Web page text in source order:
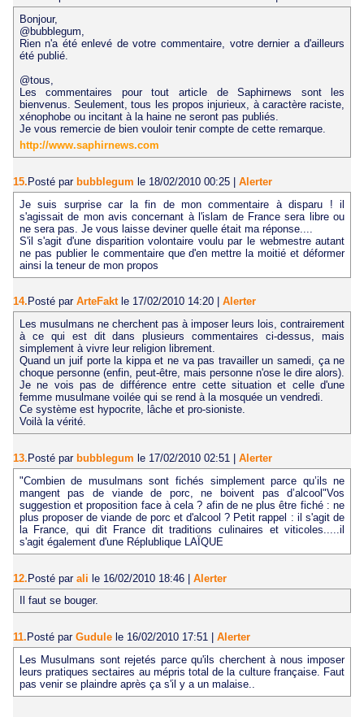
Bonjour,
@bubblegum,
Rien n'a été enlevé de votre commentaire, votre dernier a d'ailleurs
été publié.
@tous,
Les commentaires pour tout article de Saphirnews sont les
bienvenus. Seulement, tous les propos injurieux, à caractère raciste,
xénophobe ou incitant à la haine ne seront pas publiés.
Je vous remercie de bien vouloir tenir compte de cette remarque.
http://www.saphirnews.com
15. Posté par bubblegum le 18/02/2010 00:25
Alerter
Je suis surprise car la fin de mon commentaire à disparu ! il
s'agissait de mon avis concernant à l'islam de France sera libre ou
ne sera pas. Je vous laisse deviner quelle était ma réponse....
S'il s'agit d'une disparition volontaire voulu par le webmestre autant
ne pas publier le commentaire que d'en mettre la moitié et déformer
ainsi la teneur de mon propos
14. Posté par ArteFakt le 17/02/2010 14:20
Alerter
Les musulmans ne cherchent pas à imposer leurs lois, contrairement
à ce qui est dit dans plusieurs commentaires ci-dessus, mais
simplement à vivre leur religion librement.
Quand un juif porte la kippa et ne va pas travailler un samedi, ça ne
choque personne (enfin, peut-être, mais personne n'ose le dire alors).
Je ne vois pas de différence entre cette situation et celle d'une
femme musulmane voilée qui se rend à la mosquée un vendredi.
Ce système est hypocrite, lâche et pro-sioniste.
Voilà la vérité.
13. Posté par bubblegum le 17/02/2010 02:51
Alerter
"Combien de musulmans sont fichés simplement parce qu’ils ne
mangent pas de viande de porc, ne boivent pas d’alcool"Vos
suggestion et proposition face à cela ? afin de ne plus être fiché : ne
plus proposer de viande de porc et d'alcool ? Petit rappel : il s'agit de
la France, qui dit France dit traditions culinaires et viticoles.....il
s'agit également d'une Réplublique LAÏQUE
12.Posté par ali le 16/02/2010 18:46 | Alerter
Il faut se bouger.
11. Posté par Gudule le 16/02/2010 17:51
Alerter
Les Musulmans sont rejetés parce qu'ils cherchent à nous imposer
leurs pratiques sectaires au mépris total de la culture française. Faut
pas venir se plaindre après ça s'il y a un malaise..